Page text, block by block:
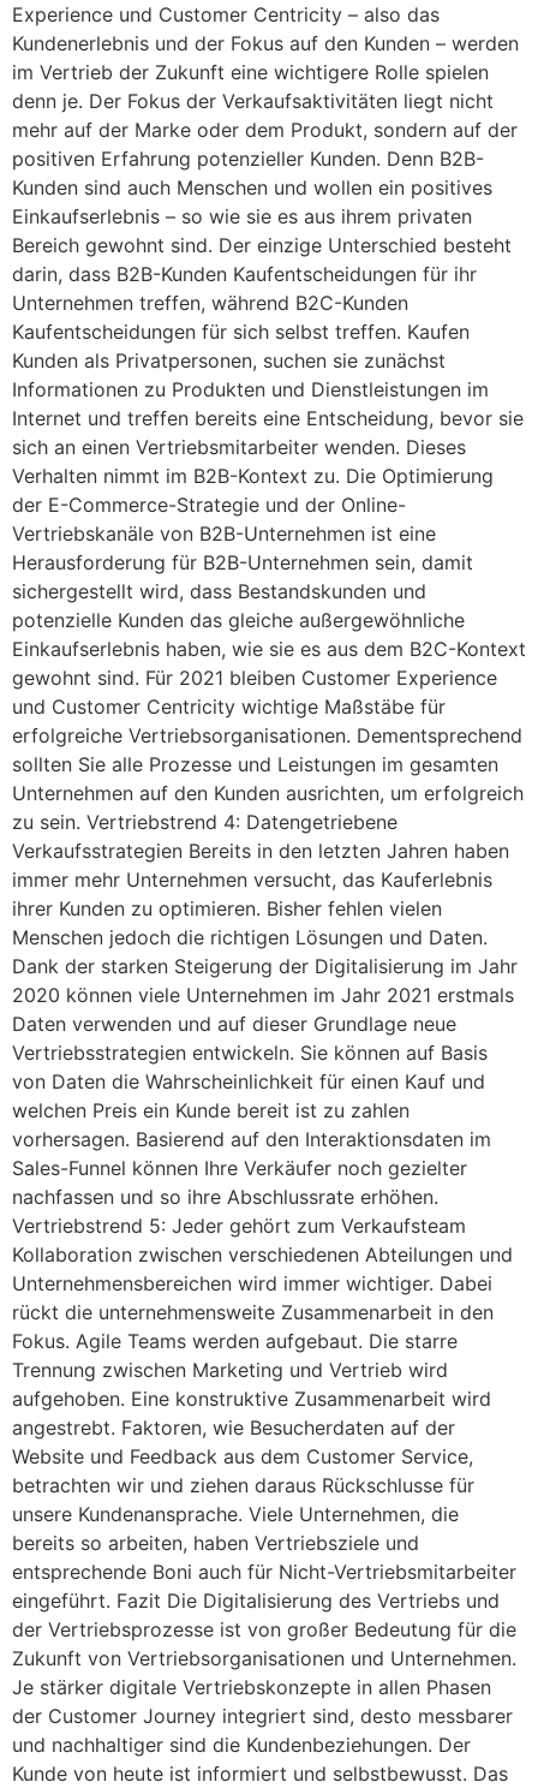
Experience und Customer Centricity – also das
Kundenerlebnis und der Fokus auf den Kunden – werden
im Vertrieb der Zukunft eine wichtigere Rolle spielen
denn je. Der Fokus der Verkaufsaktivitäten liegt nicht
mehr auf der Marke oder dem Produkt, sondern auf der
positiven Erfahrung potenzieller Kunden. Denn B2B-
Kunden sind auch Menschen und wollen ein positives
Einkaufserlebnis – so wie sie es aus ihrem privaten
Bereich gewohnt sind. Der einzige Unterschied besteht
darin, dass B2B-Kunden Kaufentscheidungen für ihr
Unternehmen treffen, während B2C-Kunden
Kaufentscheidungen für sich selbst treffen. Kaufen
Kunden als Privatpersonen, suchen sie zunächst
Informationen zu Produkten und Dienstleistungen im
Internet und treffen bereits eine Entscheidung, bevor sie
sich an einen Vertriebsmitarbeiter wenden. Dieses
Verhalten nimmt im B2B-Kontext zu. Die Optimierung
der E-Commerce-Strategie und der Online-
Vertriebskanäle von B2B-Unternehmen ist eine
Herausforderung für B2B-Unternehmen sein, damit
sichergestellt wird, dass Bestandskunden und
potenzielle Kunden das gleiche außergewöhnliche
Einkaufserlebnis haben, wie sie es aus dem B2C-Kontext
gewohnt sind. Für 2021 bleiben Customer Experience
und Customer Centricity wichtige Maßstäbe für
erfolgreiche Vertriebsorganisationen. Dementsprechend
sollten Sie alle Prozesse und Leistungen im gesamten
Unternehmen auf den Kunden ausrichten, um erfolgreich
zu sein. Vertriebstrend 4: Datengetriebene
Verkaufsstrategien Bereits in den letzten Jahren haben
immer mehr Unternehmen versucht, das Kauferlebnis
ihrer Kunden zu optimieren. Bisher fehlen vielen
Menschen jedoch die richtigen Lösungen und Daten.
Dank der starken Steigerung der Digitalisierung im Jahr
2020 können viele Unternehmen im Jahr 2021 erstmals
Daten verwenden und auf dieser Grundlage neue
Vertriebsstrategien entwickeln. Sie können auf Basis
von Daten die Wahrscheinlichkeit für einen Kauf und
welchen Preis ein Kunde bereit ist zu zahlen
vorhersagen. Basierend auf den Interaktionsdaten im
Sales-Funnel können Ihre Verkäufer noch gezielter
nachfassen und so ihre Abschlussrate erhöhen.
Vertriebstrend 5: Jeder gehört zum Verkaufsteam
Kollaboration zwischen verschiedenen Abteilungen und
Unternehmensbereichen wird immer wichtiger. Dabei
rückt die unternehmensweite Zusammenarbeit in den
Fokus. Agile Teams werden aufgebaut. Die starre
Trennung zwischen Marketing und Vertrieb wird
aufgehoben. Eine konstruktive Zusammenarbeit wird
angestrebt. Faktoren, wie Besucherdaten auf der
Website und Feedback aus dem Customer Service,
betrachten wir und ziehen daraus Rückschlusse für
unsere Kundenansprache. Viele Unternehmen, die
bereits so arbeiten, haben Vertriebsziele und
entsprechende Boni auch für Nicht-Vertriebsmitarbeiter
eingeführt. Fazit Die Digitalisierung des Vertriebs und
der Vertriebsprozesse ist von großer Bedeutung für die
Zukunft von Vertriebsorganisationen und Unternehmen.
Je stärker digitale Vertriebskonzepte in allen Phasen
der Customer Journey integriert sind, desto messbarer
und nachhaltiger sind die Kundenbeziehungen. Der
Kunde von heute ist informiert und selbstbewusst. Das